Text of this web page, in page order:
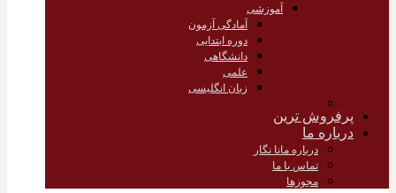
آموزشی
آمادگی آزمون
دوره ابتدایی
دانشگاهی
علمی
زبان انگلیسی
پرفروش ترین
درباره ما
درباره مانا نگار
تماس با ما
مجوزها